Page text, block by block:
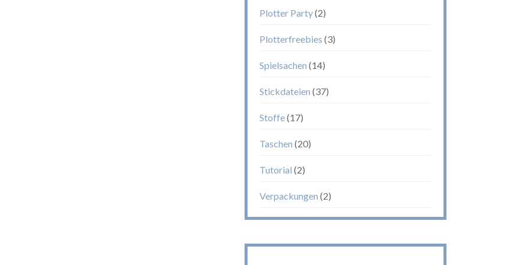
Plotter Party(2)
Plotterfreebies (3)
Spielsachen (14)
Stickdateien (37)
Stoffe(17)
Taschen (20)
Tutorial (2)
Verpackungen (2)